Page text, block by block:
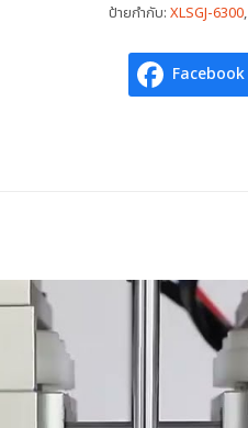
ป้ายกำกับ: XLSGJ-6300,
Facebook